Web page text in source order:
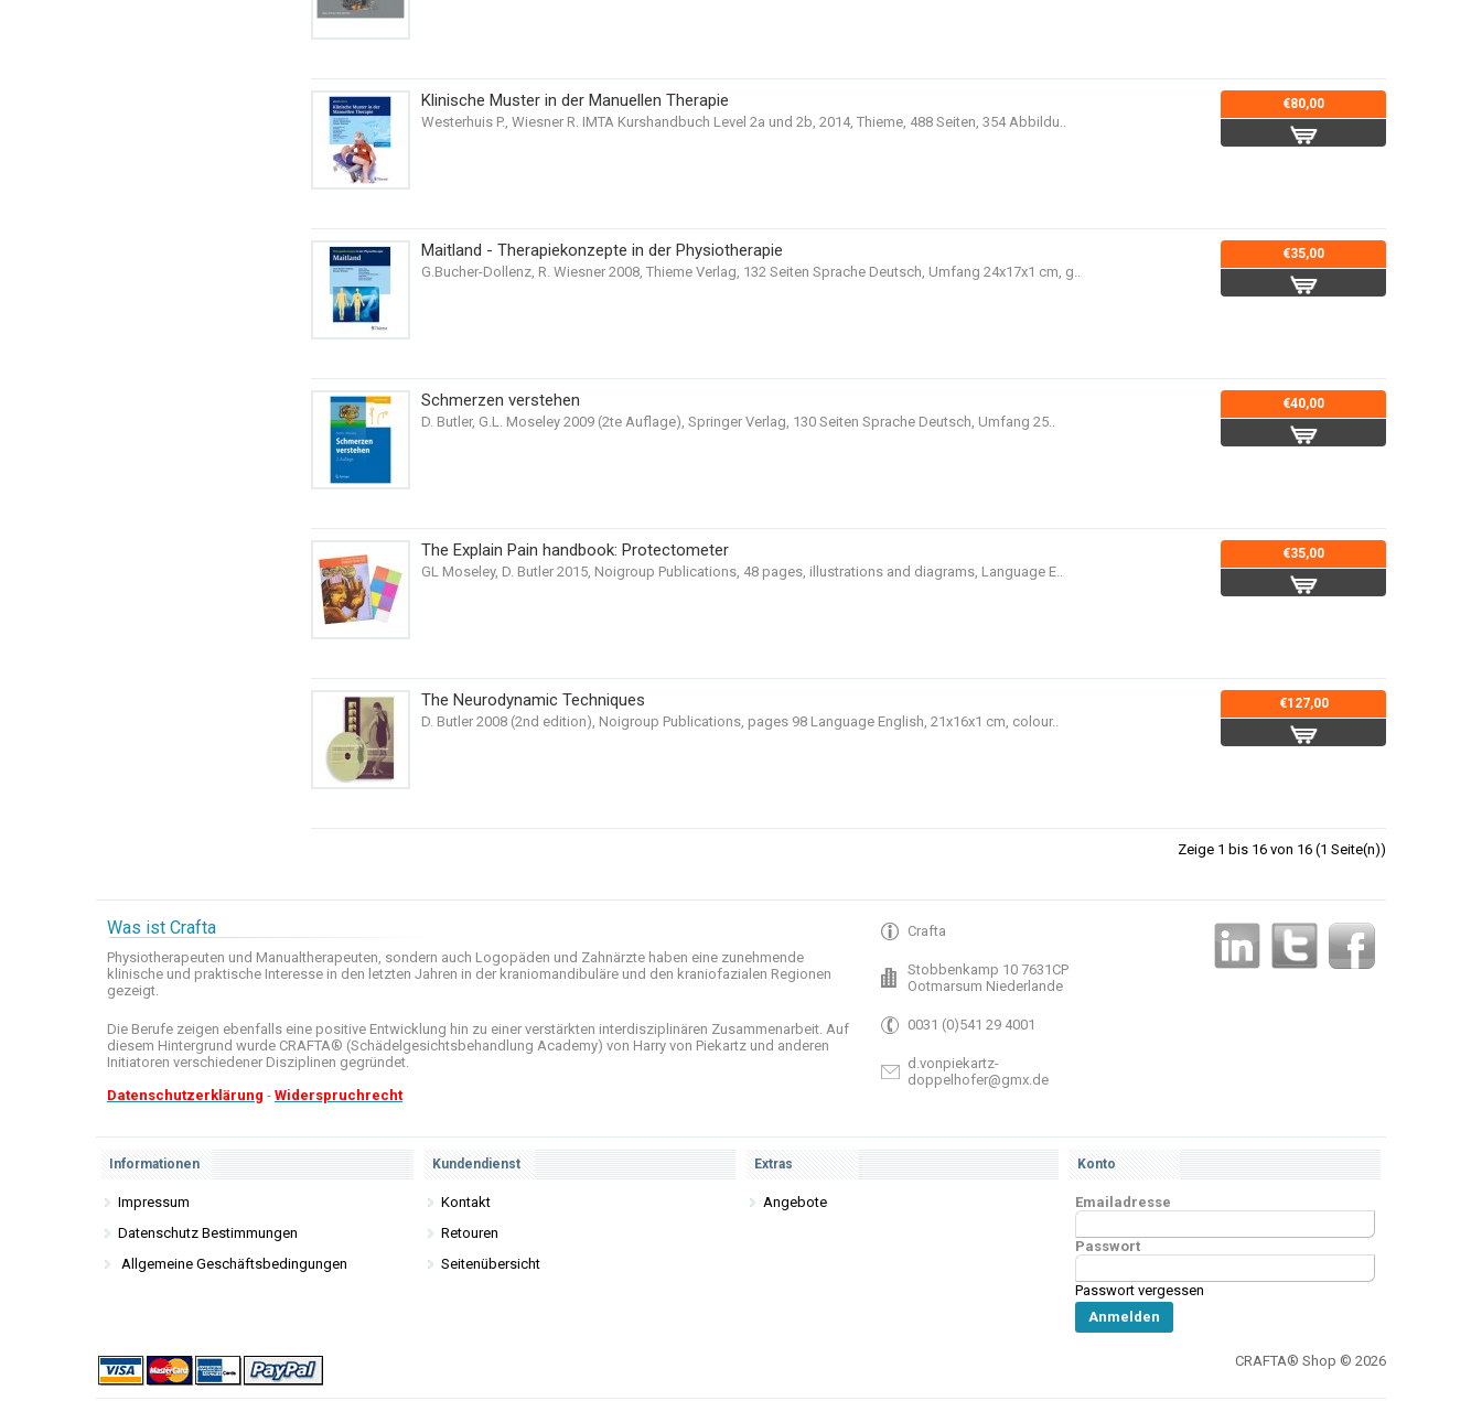
Klinische Muster in der Manuellen Therapie
Westerhuis P., Wiesner R. IMTA Kurshandbuch Level 2a und 2b, 2014, Thieme, 488 Seiten, 354 Abbildu..
€80,00
Maitland - Therapiekonzepte in der Physiotherapie
G.Bucher-Dollenz, R. Wiesner 2008, Thieme Verlag, 132 Seiten Sprache Deutsch, Umfang 24x17x1 cm, g..
€35,00
Schmerzen verstehen
D. Butler, G.L. Moseley 2009 (2te Auflage), Springer Verlag, 130 Seiten Sprache Deutsch, Umfang 25..
€40,00
The Explain Pain handbook: Protectometer
GL Moseley, D. Butler 2015, Noigroup Publications, 48 pages, illustrations and diagrams, Language E..
€35,00
The Neurodynamic Techniques
D. Butler 2008 (2nd edition), Noigroup Publications, pages 98 Language English, 21x16x1 cm, colour..
€127,00
Zeige 1 bis 16 von 16 (1 Seite(n))
Was ist Crafta
Physiotherapeuten und Manualtherapeuten, sondern auch Logopäden und Zahnärzte haben eine zunehmende
klinische und praktische Interesse in den letzten Jahren in der kraniomandibuläre und den kraniofazialen Regionen
gezeigt.
Die Berufe zeigen ebenfalls eine positive Entwicklung hin zu einer verstärkten interdisziplinären Zusammenarbeit. Auf
diesem Hintergrund wurde CRAFTA® (Schädelgesichtsbehandlung Academy) von Harry von Piekartz und anderen
Initiatoren verschiedener Disziplinen gegründet.
Datenschutzerklärung - Widerspruchrecht
Crafta
Stobbenkamp 10 7631CP
Ootmarsum Niederlande
0031 (0)541 29 4001
d.vonpiekartz-
doppelhofer@gmx.de
Informationen
Impressum
Datenschutz Bestimmungen
Allgemeine Geschäftsbedingungen
Kundendienst
Kontakt
Retouren
Seitenübersicht
Extras
Angebote
Konto
Emailadresse
Passwort
Passwort vergessen
CRAFTA® Shop © 2026